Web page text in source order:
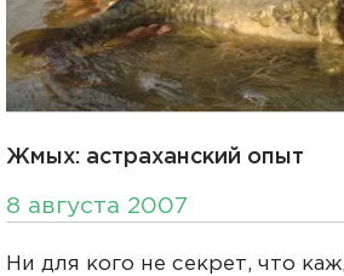
Жмых: астраханский опыт
8 августа 2007
Ни для кого не секрет, что